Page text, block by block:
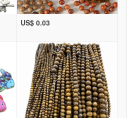
US$ 0.03